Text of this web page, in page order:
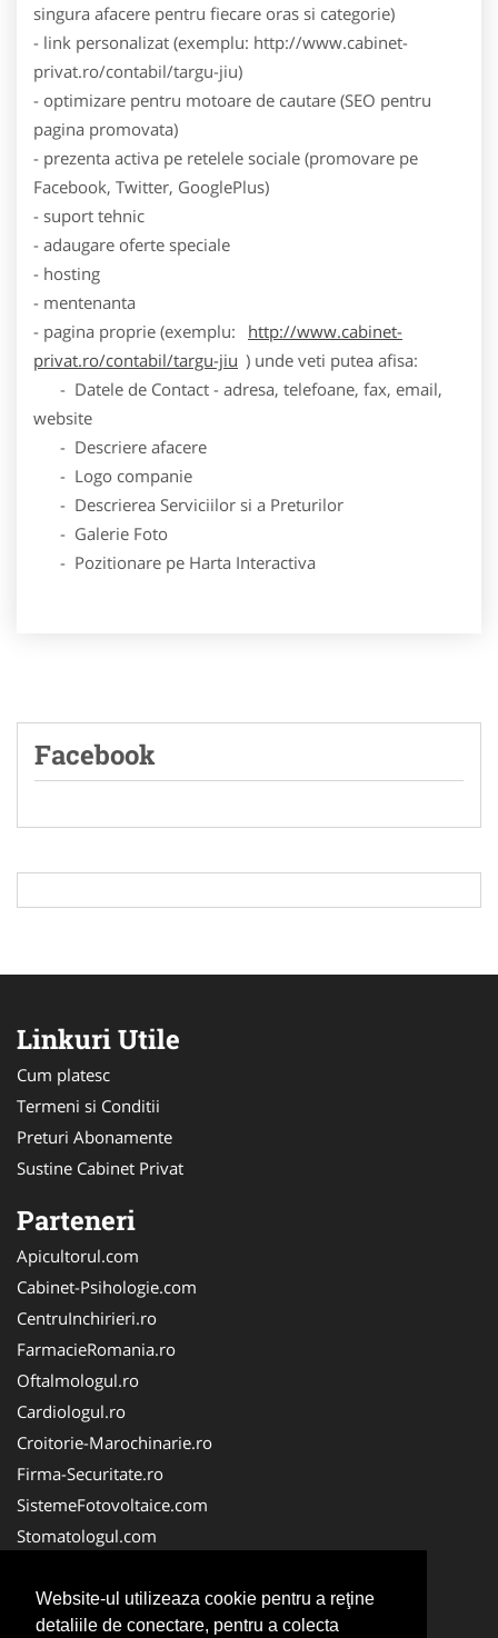
Website-ul utilizeaza cookie pentru a reţine
detaliile de conectare, pentru a colecta
singura afacere pentru fiecare oras si categorie)
- link personalizat (exemplu: http://www.cabinet-
privat.ro/contabil/targu-jiu)
- optimizare pentru motoare de cautare (SEO pentru
pagina promovata)
- prezenta activa pe retelele sociale (promovare pe
Facebook, Twitter, GooglePlus)
- suport tehnic
- adaugare oferte speciale
- hosting
- mentenanta
- pagina proprie (exemplu:
http://www.cabinet-
privat.ro/contabil/targu-jiu ) unde veti putea afisa:
- Datele de Contact - adresa, telefoane, fax, email,
website
- Descriere afacere
- Logo companie
- Descrierea Serviciilor si a Preturilor
- Galerie Foto
- Pozitionare pe Harta Interactiva
Facebook
Linkuri Utile
Cum platesc
Termeni si Conditii
Preturi Abonamente
Sustine Cabinet Privat
Parteneri
Apicultorul.com
Cabinet-Psihologie.com
CentruInchirieri.ro
FarmacieRomania.ro
Oftalmologul.ro
Cardiologul.ro
Croitorie-Marochinarie.ro
Firma-Securitate.ro
SistemeFotovoltaice.com
Stomatologul.com
Birouri-Cadastru.ro
Cabinet-Individual.ro